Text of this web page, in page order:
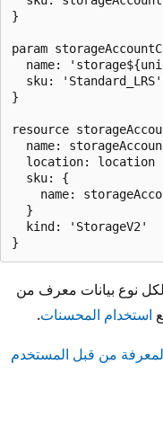
}
param
name:
  sku: 'Standard_LRS'
}
resource
name:
  location: location
  sku: {
name:
  }
  kind: 'StorageV2'
نوع بيانات معرف من
استخدام المحسنات.
المعرفة من قبل المستخدم